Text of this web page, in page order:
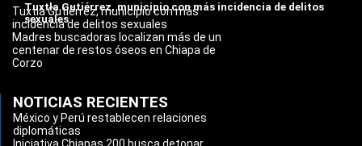
Tuxtla Gutiérrez, municipio con más incidencia de delitos
sexuales
Tuxtla Gutiérrez, municipio con más
incidencia de delitos sexuales
Madres buscadoras localizan más de un
centenar de restos óseos en Chiapa de
Corzo
NOTICIAS RECIENTES
México y Perú restablecen relaciones
diplomáticas